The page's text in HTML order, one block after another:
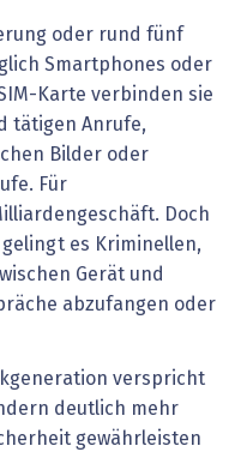
oder rund fünf
Smartphones oder
Karte verbinden sie
tätigen Anrufe,
Bilder oder
Für
Doch
es Kriminellen,
Gerät und
abzufangen oder
verspricht
deutlich mehr
gewährleisten